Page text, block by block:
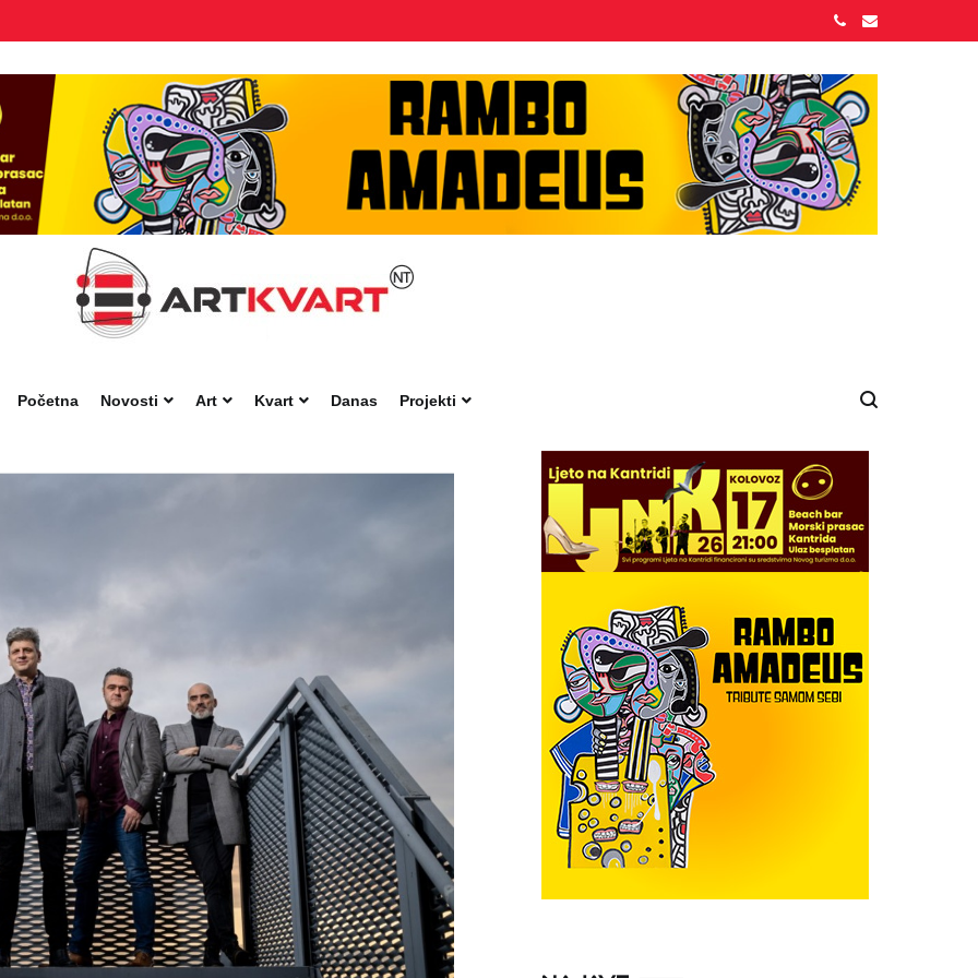
Početna
Novosti Art Kvart Danas Projekti